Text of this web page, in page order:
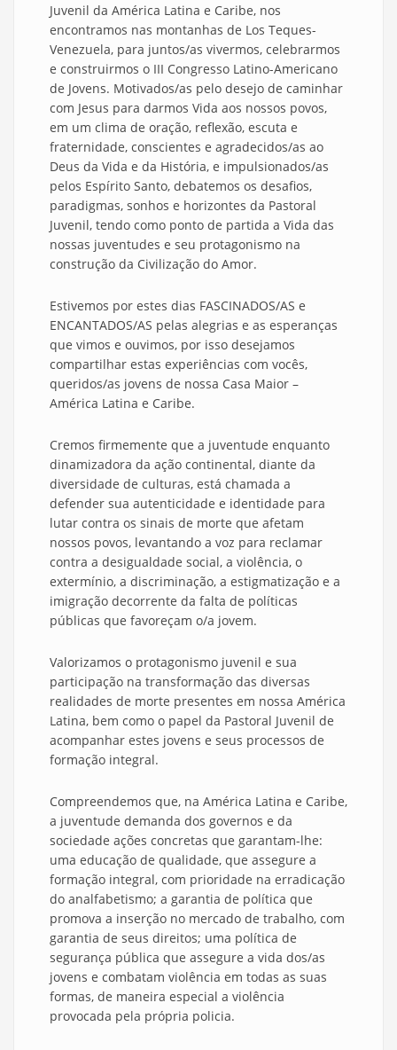
Juvenil da América Latina e Caribe, nos
encontramos nas montanhas de Los Teques-
Venezuela, para juntos/as vivermos, celebrarmos
e construirmos o III Congresso Latino-Americano
de Jovens. Motivados/as pelo desejo de caminhar
com Jesus para darmos Vida aos nossos povos,
em um clima de oração, reflexão, escuta e
fraternidade, conscientes e agradecidos/as ao
Deus da Vida e da História, e impulsionados/as
pelos Espírito Santo, debatemos os desafios,
paradigmas, sonhos e horizontes da Pastoral
Juvenil, tendo como ponto de partida a Vida das
nossas juventudes e seu protagonismo na
construção da Civilização do Amor.
Estivemos por estes dias FASCINADOS/AS e
ENCANTADOS/AS pelas alegrias e as esperanças
que vimos e ouvimos, por isso desejamos
compartilhar estas experiências com vocês,
queridos/as jovens de nossa Casa Maior –
América Latina e Caribe.
Cremos firmemente que a juventude enquanto
dinamizadora da ação continental, diante da
diversidade de culturas, está chamada a
defender sua autenticidade e identidade para
lutar contra os sinais de morte que afetam
nossos povos, levantando a voz para reclamar
contra a desigualdade social, a violência, o
extermínio, a discriminação, a estigmatização e a
imigração decorrente da falta de políticas
públicas que favoreçam o/a jovem.
Valorizamos o protagonismo juvenil e sua
participação na transformação das diversas
realidades de morte presentes em nossa América
Latina, bem como o papel da Pastoral Juvenil de
acompanhar estes jovens e seus processos de
formação integral.
Compreendemos que, na América Latina e Caribe,
a juventude demanda dos governos e da
sociedade ações concretas que garantam-lhe:
uma educação de qualidade, que assegure a
formação integral, com prioridade na erradicação
do analfabetismo; a garantia de política que
promova a inserção no mercado de trabalho, com
garantia de seus direitos; uma política de
segurança pública que assegure a vida dos/as
jovens e combatam violência em todas as suas
formas, de maneira especial a violência
provocada pela própria policia.